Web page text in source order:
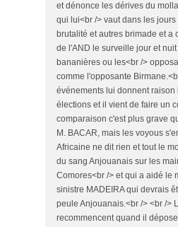
et dénonce les dérives du
qui lui<br /> vaut dans les
brutalité et autres brimade et a
de l'AND le surveille jour et
bananières ou les<br />
comme l'opposante
événements lui donnent
élections et il vient de faire un
comparaison c'est plus grave
M. BACAR, mais les voyous
Africaine ne dit rien et tout le
du sang Anjouanais sur les
Comores<br /> et qui a aidé le
sinistre MADEIRA qui devrais
peule Anjouanais.<br /> <br />
recommencent quand il